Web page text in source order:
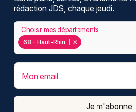
rédaction JDS, chaque jeudi.
68 - Haut-Rhin
Choisir mes départements
Mon email
Je m'abonne